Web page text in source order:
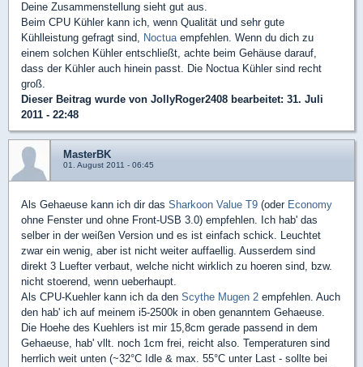
Deine Zusammenstellung sieht gut aus.
Beim CPU Kühler kann ich, wenn Qualität und sehr gute
Kühlleistung gefragt sind, Noctuaempfehlen. Wenn du dich zu
einem solchen Kühler entschließt, achte beim Gehäuse darauf,
dass der Kühler auch hinein passt. Die Noctua Kühler sind recht
groß.
Dieser Beitrag wurde von JollyRoger2408 bearbeitet: 31. Juli
2011 - 22:48
MasterBK
01. August 2011 - 06:45
Als Gehaeuse kann ich dir das Sharkoon Value T9 (oder Economy
ohne Fenster und ohne Front-USB 3.0) empfehlen. Ich hab' das
selber in der weißen Version und es ist einfach schick. Leuchtet
zwar ein wenig, aber ist nicht weiter auffaellig. Ausserdem sind
direkt 3 Luefter verbaut, welche nicht wirklich zu hoeren sind, bzw.
nicht stoerend, wenn ueberhaupt.
Als CPU-Kuehler kann ich da den Scythe Mugen 2 empfehlen. Auch
den hab' ich auf meinem i5-2500k in oben genanntem Gehaeuse.
Die Hoehe des Kuehlers ist mir 15,8cm gerade passend in dem
Gehaeuse, hab' vllt. noch 1cm frei, reicht also. Temperaturen sind
herrlich weit unten (~32°C Idle & max. 55°C unter Last - sollte bei